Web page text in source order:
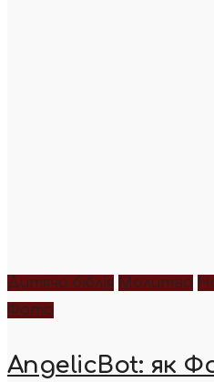
Дитяча біблія Молитва
Фото
AngelicBot: як